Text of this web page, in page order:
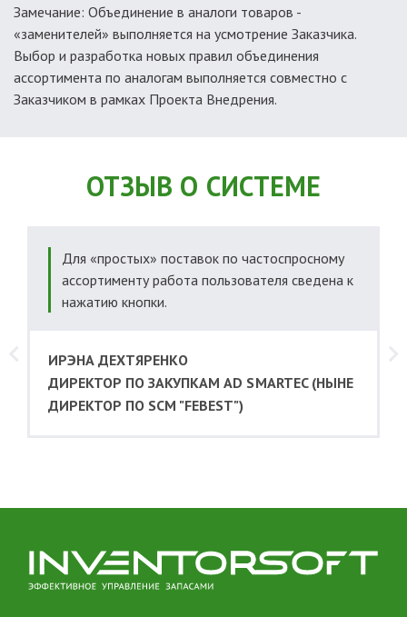
Замечание: Объединение в аналоги товаров -
«заменителей» выполняется на усмотрение Заказчика.
Выбор и разработка новых правил объединения
ассортимента по аналогам выполняется совместно с
Заказчиком в рамках Проекта Внедрения.
ОТЗЫВ О СИСТЕМЕ
Для «простых» поставок по частоспросному
ассортименту работа пользователя сведена к
нажатию кнопки.
ИРЭНА ДЕХТЯРЕНКО
ДИРЕКТОР ПО ЗАКУПКАМ AD SMARTEC (НЫНЕ
ДИРЕКТОР ПО SCM "FEBEST")